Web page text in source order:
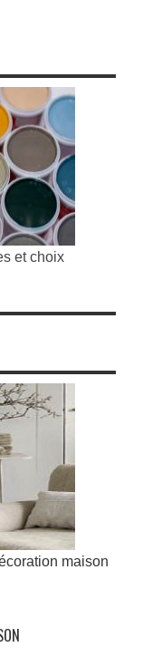
et choix
maison